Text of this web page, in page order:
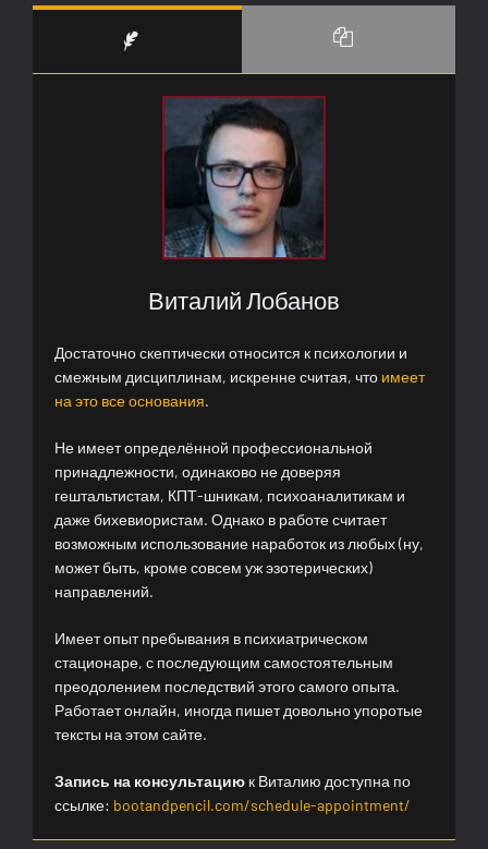
Виталий Лобанов
Достаточно скептически относится к психологии и
смежным дисциплинам, искренне считая, что имеет
на это все основания.
Не имеет определённой профессиональной
принадлежности, одинаково не доверяя
гештальтистам, КПТ-шникам, психоаналитикам и
даже бихевиористам. Однако в работе считает
возможным использование наработок из любых (ну,
может быть, кроме совсем уж эзотерических)
направлений.
Имеет опыт пребывания в психиатрическом
стационаре, с последующим самостоятельным
преодолением последствий этого самого опыта.
Работает онлайн, иногда пишет довольно упоротые
тексты на этом сайте.
Запись на консультацию к Виталию доступна по
ссылке: bootandpencil.com/schedule-appointment/